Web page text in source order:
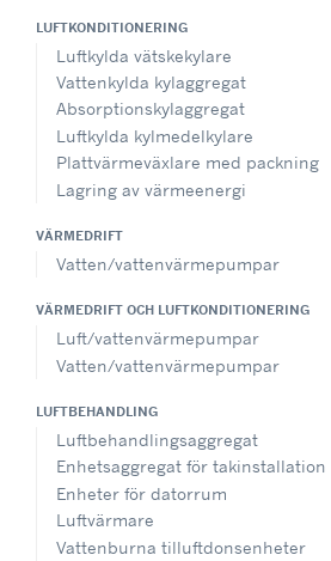
LUFTKONDITIONERING
Luftkylda vätskekylare
Vattenkylda kylaggregat
Absorptionskylaggregat
Luftkylda kylmedelkylare
Plattvärmeväxlare med packning
Lagring av värmeenergi
VÄRMEDRIFT
Vatten/vattenvärmepumpar
VÄRMEDRIFT OCH LUFTKONDITIONERING
Luft/vattenvärmepumpar
Vatten/vattenvärmepumpar
LUFTBEHANDLING
Luftbehandlingsaggregat
Enhetsaggregat för takinstallation
Enheter för datorrum
Luftvärmare
Vattenburna tilluftdonsenheter